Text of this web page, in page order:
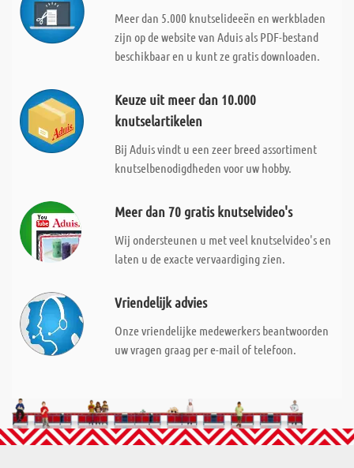
Meer dan 5.000 knutselideeën en werkbladen
zijn op de website van Aduis als PDF-bestand
beschikbaar en u kunt ze gratis downloaden.
Keuze uit meer dan 10.000
knutselartikelen
Bij Aduis vindt u een zeer breed assortiment
knutselbenodigdheden voor uw hobby.
Meer dan 70 gratis knutselvideo's
Wij ondersteunen u met veel knutselvideo's en
laten u de exacte vervaardiging zien.
Vriendelijk advies
Onze vriendelijke medewerkers beantwoorden
uw vragen graag per e-mail of telefoon.